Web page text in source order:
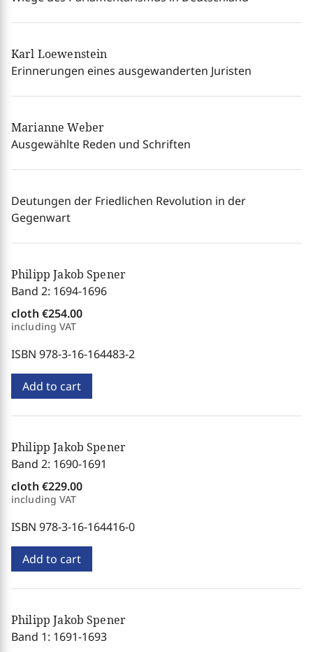
Karl Loewenstein
Erinnerungen eines ausgewanderten Juristen
Marianne Weber
Ausgewählte Reden und Schriften
Deutungen der Friedlichen Revolution in der
Gegenwart
Philipp Jakob Spener
Band 2: 1694-1696
cloth €254.00
including VAT
ISBN 978-3-16-164483-2
Add to cart
Philipp Jakob Spener
Band 2: 1690-1691
cloth €229.00
including VAT
ISBN 978-3-16-164416-0
Add to cart
Philipp Jakob Spener
Band 1: 1691-1693